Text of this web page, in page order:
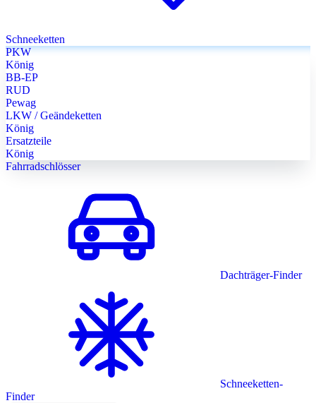
Schneeketten
PKW
König
BB-EP
RUD
Pewag
LKW / Geändeketten
König
Ersatzteile
König
Fahrradschlösser
Dachträger-Finder
Schneeketten-
Finder